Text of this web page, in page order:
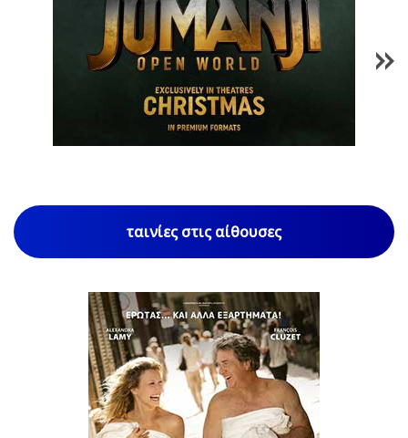
1/85
ταινίες στις αίθουσες